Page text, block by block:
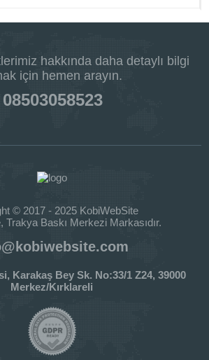
hakkında daha detaylı bilgi
için hemen arayın.
08503058523
© 2017 - 2025 KobiWebSite
Trakya Baskı Merkezi Markasıdır.
Karakaş Bey Sk. No:33/1 Z24, 39000
Merkez/Kırklareli